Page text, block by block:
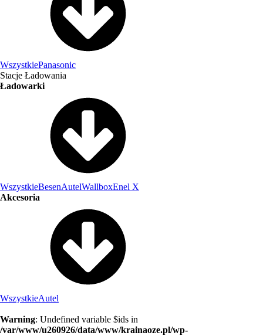
WszystkiePanasonic
Stacje Ładowania
Ładowarki
WszystkieBesenAutelWallboxEnel X
Akcesoria
WszystkieAutel
Warning: Undefined variable $ids in
/var/www/u260926/data/www/krainaoze.pl/wp-